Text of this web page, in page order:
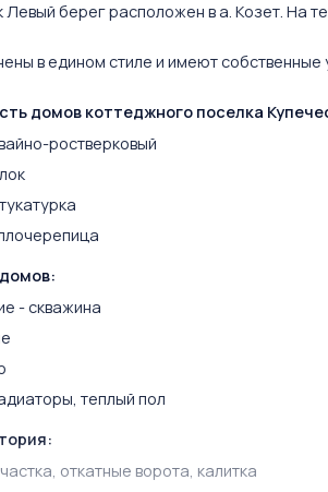
берег расположен в а. Козет. На
в едином стиле и имеют
домов коттеджного поселка
ростверковый
- скважина
теплый пол
откатные ворота, калитка